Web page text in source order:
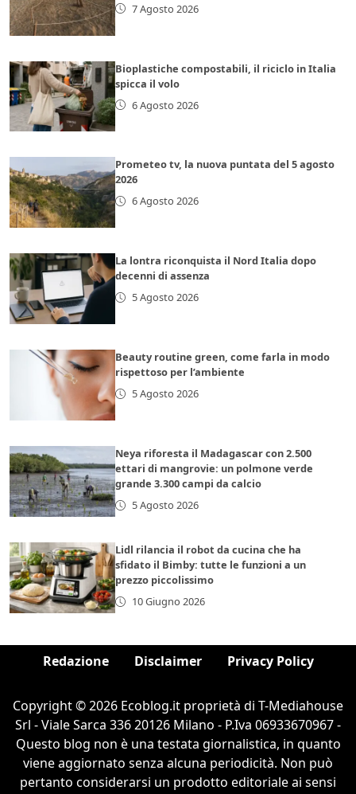
7 Agosto 2026
Bioplastiche compostabili, il riciclo in Italia
spicca il volo
6 Agosto 2026
Prometeo tv, la nuova puntata del 5 agosto
2026
6 Agosto 2026
La lontra riconquista il Nord Italia dopo
decenni di assenza
5 Agosto 2026
Beauty routine green, come farla in modo
rispettoso per l’ambiente
5 Agosto 2026
Neya riforesta il Madagascar con 2.500
ettari di mangrovie: un polmone verde
grande 3.300 campi da calcio
5 Agosto 2026
Lidl rilancia il robot da cucina che ha
sfidato il Bimby: tutte le funzioni a un
prezzo piccolissimo
10 Giugno 2026
Redazione Disclaimer Privacy Policy
Copyright © 2026 Ecoblog.it proprietà di T-Mediahouse
Srl - Viale Sarca 336 20126 Milano - P.Iva 06933670967 -
Questo blog non è una testata giornalistica, in quanto
viene aggiornato senza alcuna periodicità. Non può
pertanto considerarsi un prodotto editoriale ai sensi